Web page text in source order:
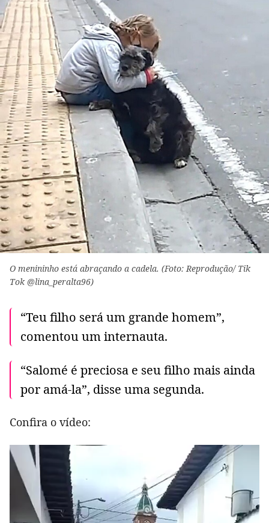
O menininho está abraçando a cadela. (Foto: Reprodução/ Tik
Tok @lina_peralta96)
“Teu filho será um grande homem”,
comentou um internauta.
“Salomé é preciosa e seu filho mais ainda
por amá-la”, disse uma segunda.
Confira o vídeo: